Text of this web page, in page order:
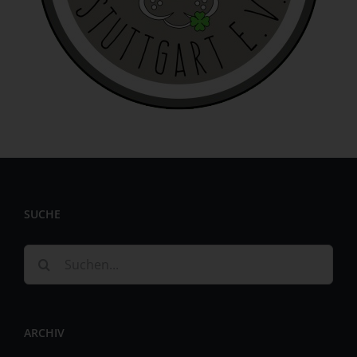
SUCHE
nach:
ARCHIV
identifizierbar wird eine natürliche Person angesehen, die
direkt oder indirekt, insbesondere mittels Zuordnung zu
einer Kennung wie einem Namen, zu einer Kennnummer,
zu Standortdaten, zu einer Online-Kennung oder zu
einem oder mehreren besonderen Merkmalen, die
Ausdruck der physischen, physiologischen, genetischen,
psychischen, wirtschaftlichen, kulturellen oder sozialen
identifizierbare natürliche Person, deren
Vorgangsreihe im Zusammenhang mit